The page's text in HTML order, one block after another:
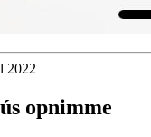
2022
opnimme